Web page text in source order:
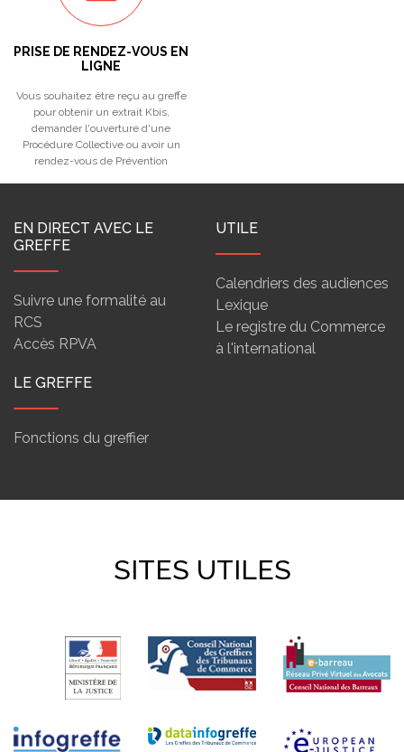
PRISE DE RENDEZ-VOUS EN
LIGNE
Vous souhaitez être reçu au greffe
pour obtenir un extrait Kbis,
demander l'ouverture d'une
Procédure Collective ou avoir un
rendez-vous de Prévention
EN DIRECT AVEC LE
GREFFE
Suivre une formalité au
RCS
Accès RPVA
UTILE
Calendriers des audiences
Lexique
Le registre du Commerce
à l'international
LE GREFFE
Fonctions du greffier
SITES UTILES